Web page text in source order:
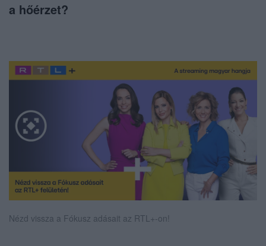
a hőérzet?
Nézd vissza a Fókusz adásait az RTL+-on!